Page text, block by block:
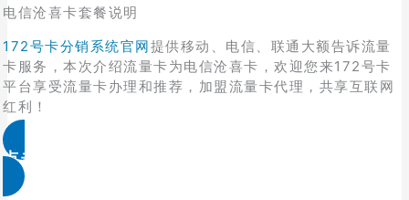
电信沧喜卡套餐说明
172号卡分销系统官网提供移动、电信、联通大额告诉流量
卡服务，本次介绍流量卡为电信沧喜卡，欢迎您来172号卡
平台享受流量卡办理和推荐，加盟流量卡代理，共享互联网
红利！
点击免费领取